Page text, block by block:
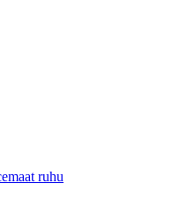
ruhu